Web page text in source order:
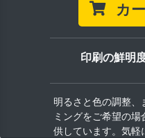
カー
印刷の鮮明
明るさと色の調整、
ミングをご希望の
供しています。気軽